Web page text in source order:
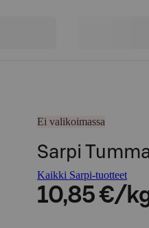
Ei valikoimassa
Sarpi
Kaikki Sarpi-tuotteet
10,85 €/